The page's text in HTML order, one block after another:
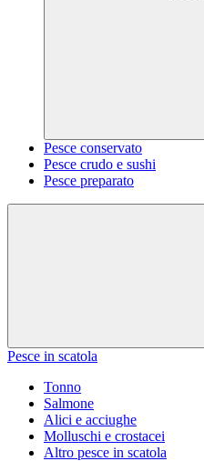
Pesce conservato
Pesce crudo e sushi
Pesce preparato
Pesce in scatola
Tonno
Salmone
Alici e acciughe
Molluschi e crostacei
Altro pesce in scatola